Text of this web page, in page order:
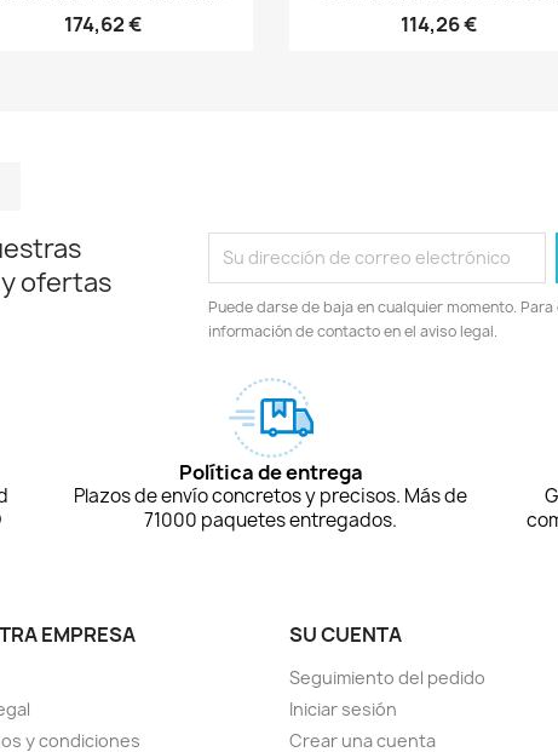
174,62 € 114,26 €
ofertas
Puede darse de baja en cualquier momento.
información de contacto en el aviso legal.
Política de entrega
Plazos de envío concretos y precisos. Más de
71000 paquetes entregados.
EMPRESA
y condiciones
SU CUENTA
Seguimiento del pedido
Iniciar sesión
Crear una cuenta